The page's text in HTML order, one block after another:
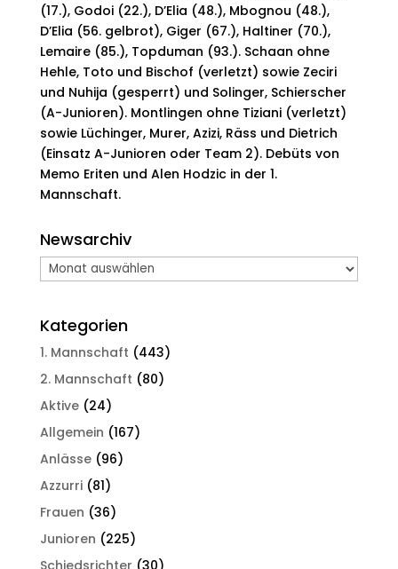
(17.), Godoi (22.), D’Elia (48.), Mbognou (48.),
D’Elia (56. gelbrot), Giger (67.), Haltiner (70.),
Lemaire (85.), Topduman (93.). Schaan ohne
Hehle, Toto und Bischof (verletzt) sowie Zeciri
und Nuhija (gesperrt) und Solinger, Schierscher
(A-Junioren). Montlingen ohne Tiziani (verletzt)
sowie Lüchinger, Murer, Azizi, Räss und Dietrich
(Einsatz A-Junioren oder Team 2). Debüts von
Memo Eriten und Alen Hodzic in der 1.
Mannschaft.
Newsarchiv
Newsarchiv
Kategorien
1. Mannschaft (443)
2. Mannschaft (80)
Aktive(24)
Allgemein (167)
Anlässe(96)
Azzurri(81)
Frauen (36)
Junioren (225)